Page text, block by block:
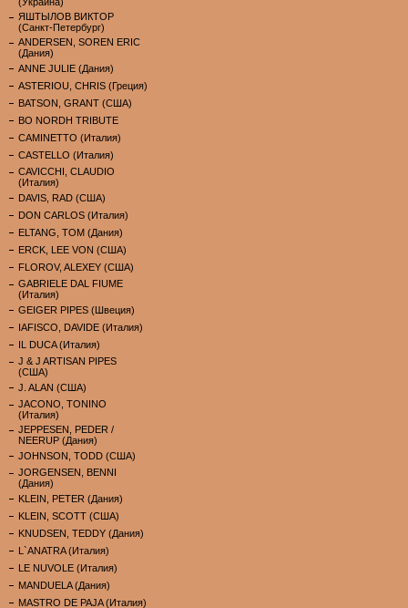
ЯШТЫЛОВ ВИКТОР
(Санкт-Петербург)
ANDERSEN, SOREN ERIC
(Дания)
ANNE JULIE (Дания)
ASTERIOU, CHRIS (Греция)
BATSON, GRANT (США)
BO NORDH TRIBUTE
CAMINETTO (Италия)
CASTELLO (Италия)
CAVICCHI, CLAUDIO
(Италия)
DAVIS, RAD (США)
DON CARLOS (Италия)
ELTANG, TOM (Дания)
ERCK, LEE VON (США)
FLOROV, ALEXEY (США)
GABRIELE DAL FIUME
(Италия)
GEIGER PIPES (Швеция)
IAFISCO, DAVIDE (Италия)
IL DUCA (Италия)
J & J ARTISAN PIPES
(США)
J. ALAN (США)
JACONO, TONINO
(Италия)
JEPPESEN, PEDER /
NEERUP (Дания)
JOHNSON, TODD (США)
JORGENSEN, BENNI
(Дания)
KLEIN, PETER (Дания)
KLEIN, SCOTT (США)
KNUDSEN, TEDDY (Дания)
L`ANATRA (Италия)
LE NUVOLE (Италия)
MANDUELA (Дания)
MASTRO DE PAJA (Италия)